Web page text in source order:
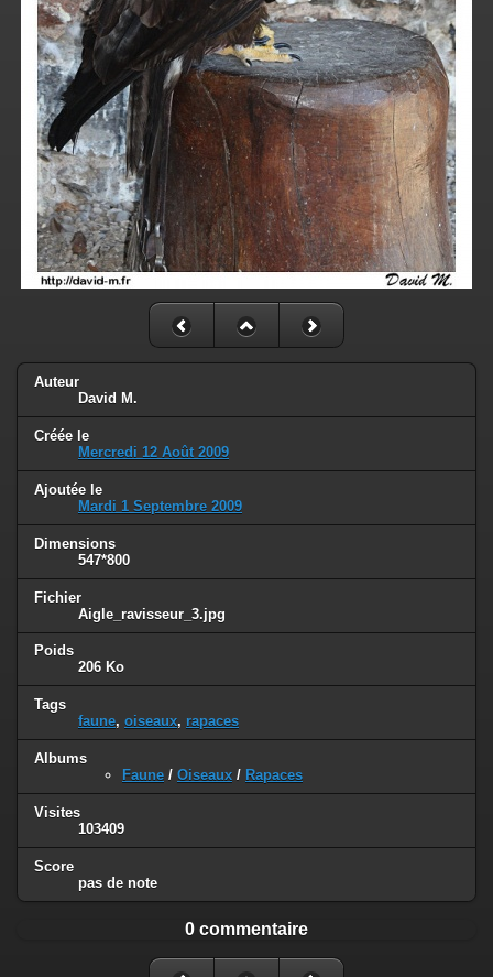
Auteur
David M.
Créée le
Mercredi 12 Août 2009
Ajoutée le
Mardi 1 Septembre 2009
Dimensions
547*800
Fichier
Aigle_ravisseur_3.jpg
Poids
206 Ko
Tags
faune, oiseaux, rapaces
Albums
Faune / Oiseaux / Rapaces
Visites
103409
Score
pas de note
0 commentaire